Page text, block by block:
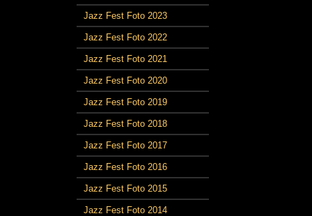
Jazz Fest Foto 2023
Jazz Fest Foto 2022
Jazz Fest Foto 2021
Jazz Fest Foto 2020
Jazz Fest Foto 2019
Jazz Fest Foto 2018
Jazz Fest Foto 2017
Jazz Fest Foto 2016
Jazz Fest Foto 2015
Jazz Fest Foto 2014